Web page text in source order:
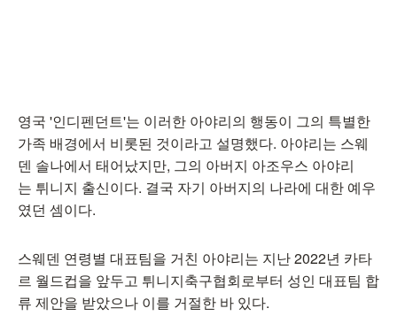
영국 '인디펜던트'는 이러한 아야리의 행동이 그의 특별한
가족 배경에서 비롯된 것이라고 설명했다. 아야리는 스웨
덴 솔나에서 태어났지만, 그의 아버지 아조우스 아야리
는 튀니지 출신이다. 결국 자기 아버지의 나라에 대한 예우
였던 셈이다.
스웨덴 연령별 대표팀을 거친 아야리는 지난 2022년 카타
르 월드컵을 앞두고 튀니지축구협회로부터 성인 대표팀 합
류 제안을 받았으나 이를 거절한 바 있다.